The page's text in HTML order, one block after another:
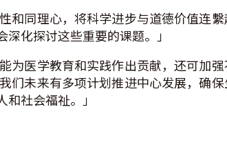
和同理心，将科学进步与道德价值连
化探讨这些重要的课题。」
为医学教育和实践作出贡献，还可加
们未来有多项计划推进中心发展，确
社会福祉。」